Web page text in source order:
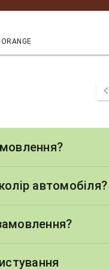
chevron_left
автомобіля?